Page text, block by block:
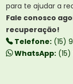
para te ajudar a
Fale conosco
recuperação!
Telefone: (15)
WhatsApp: